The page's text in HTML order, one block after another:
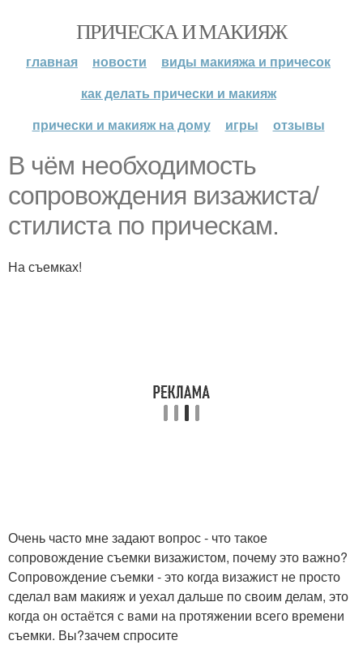
ПРИЧЕСКА И МАКИЯЖ
главная новости
виды макияжа и причесок
как делать прически и макияж
прически и макияж на дому
игры отзывы
В чём необходимость
сопровождения визажиста/
стилиста по прическам.
На съемках!
Очень часто мне задают вопрос - что такое
сопровождение съемки визажистом, почему это важно?
Сопровождение съемки - это когда визажист не просто
сделал вам макияж и уехал дальше по своим делам, это
когда он остаётся с вами на протяжении всего времени
съемки. Вы?зачем спросите